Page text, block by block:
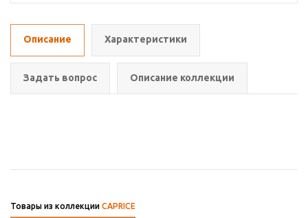
Описание Характеристики
Задать вопрос Описание коллекции
Товары из коллекции CAPRICE